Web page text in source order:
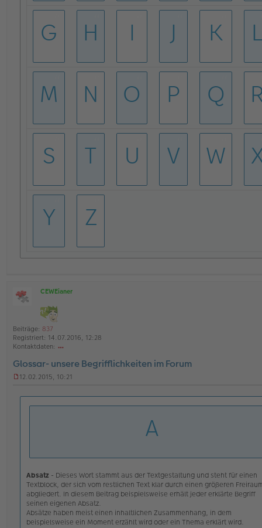
G
H I J K
M
N O P Q
S
T U V W
Y
Z
ff
n
e
CEWEianer
Beiträge: 837
Registriert: 14.07.2016, 12:28
Kontaktdaten:
nt
ak
an
er
Glossar- unsere Begrifflichkeiten im Forum
12.02.2015, 10:21
A
Absatz - Dieses Wort stammt aus der Textgestaltung und steht für einen
Textblock, der sich vom restlichen Text klar durch einen größeren
abgliedert. In diesem Beitrag beispielsweise erhält jeder erklärte Begriff
seinen eigenen Absatz.
Absätze haben meist einen inhaltlichen Zusammenhang, in dem
beispielsweise ein Moment erzählt wird oder ein Thema erklärt wird.